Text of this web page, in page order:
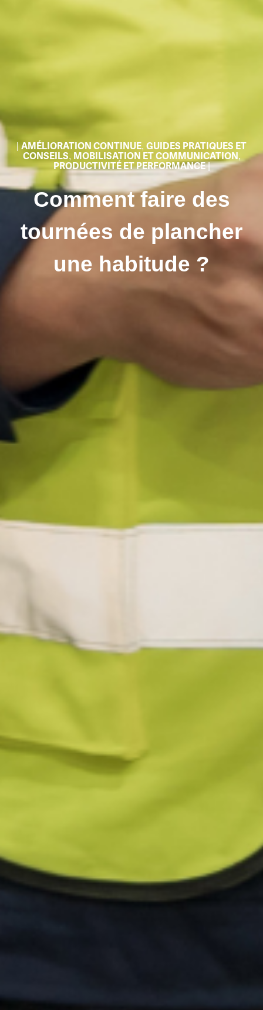
|AMÉLIORATION CONTINUE, GUIDES PRATIQUES ET
CONSEILS, MOBILISATION ET COMMUNICATION,
PRODUCTIVITÉ ET PERFORMANCE|
Comment faire des
tournées de plancher
une habitude ?